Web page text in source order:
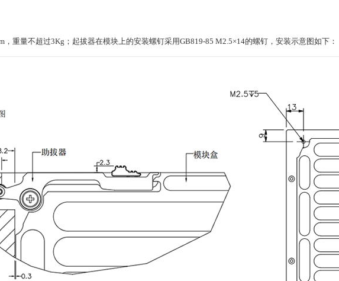
，重量不超过3Kg；起拔器在模块上的安装螺钉采用GB819-85 M2.5×14的螺钉，安装示意图如下：